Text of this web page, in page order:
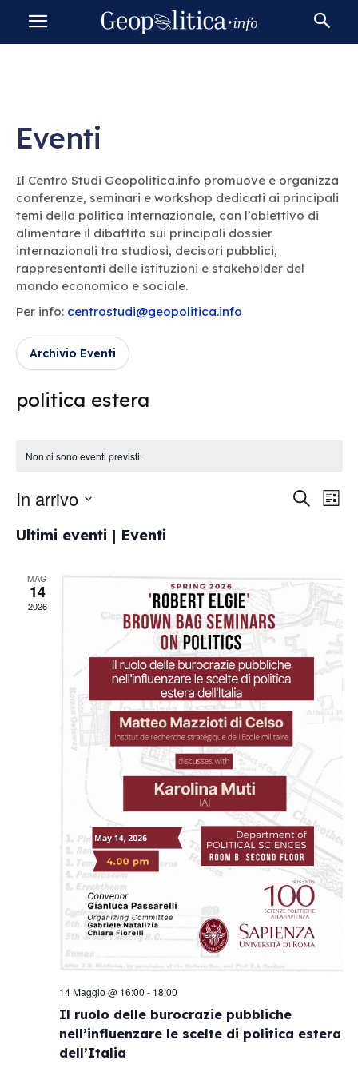
Eventi
Il Centro Studi Geopolitica.info promuove e organizza
conferenze, seminari e workshop dedicati ai principali
temi della politica internazionale, con l’obiettivo di
alimentare il dibattito sui principali dossier
internazionali tra studiosi, decisori pubblici,
rappresentanti delle istituzioni e stakeholder del
mondo economico e sociale.
Per info: centrostudi@geopolitica.info
Archivio Eventi
politica estera
Non ci sono eventi previsti.
Eventi
viste
CercaLista
In arrivo
la
Ultimi eventi | Eventi
MAG
14
2026
14 Maggio @ 16:00 - 18:00
Il ruolo delle burocrazie pubbliche
nell’influenzare le scelte di politica estera
dell’Italia